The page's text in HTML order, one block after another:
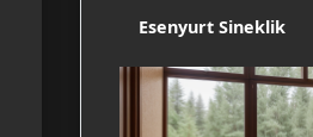
Esenyurt Sineklik